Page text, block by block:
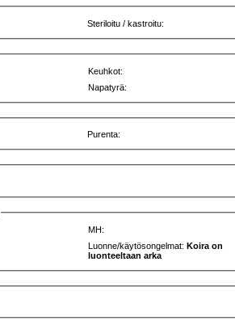
Steriloitu / kastroitu:
Keuhkot:
Napatyrä:
Purenta:
MH:
Luonne/käytösongelmat:Koira on
luonteeltaan arka